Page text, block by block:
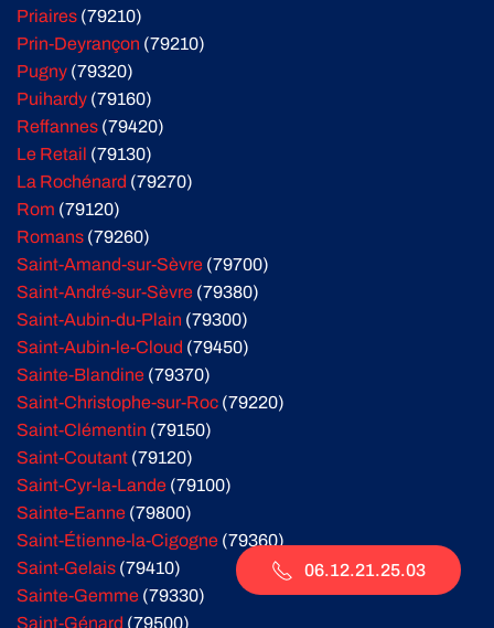
Priaires (79210)
Prin-Deyrançon (79210)
Pugny (79320)
Puihardy (79160)
Reffannes (79420)
Le Retail (79130)
La Rochénard (79270)
Rom (79120)
Romans (79260)
Saint-Amand-sur-Sèvre (79700)
Saint-André-sur-Sèvre (79380)
Saint-Aubin-du-Plain (79300)
Saint-Aubin-le-Cloud (79450)
Sainte-Blandine (79370)
Saint-Christophe-sur-Roc (79220)
Saint-Clémentin (79150)
Saint-Coutant (79120)
Saint-Cyr-la-Lande (79100)
Sainte-Eanne (79800)
Saint-Étienne-la-Cigogne (79360)
Saint-Gelais (79410)
Sainte-Gemme (79330)
Saint-Génard (79500)
06.12.21.25.03